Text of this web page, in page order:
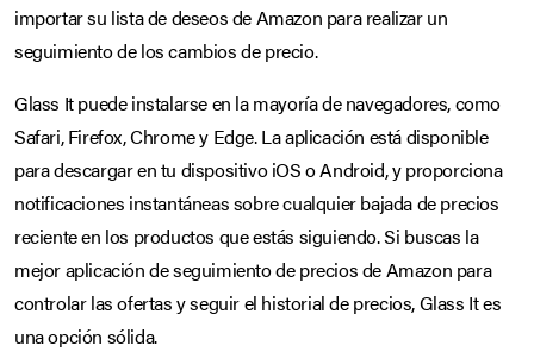
importar su lista de deseos de Amazon para realizar un
seguimiento de los cambios de precio.
Glass It puede instalarse en la mayoría de navegadores, como
Safari, Firefox, Chrome y Edge. La aplicación está disponible
para descargar en tu dispositivo iOS o Android, y proporciona
notificaciones instantáneas sobre cualquier bajada de precios
reciente en los productos que estás siguiendo. Si buscas la
mejor aplicación de seguimiento de precios de Amazon para
controlar las ofertas y seguir el historial de precios, Glass It es
una opción sólida.